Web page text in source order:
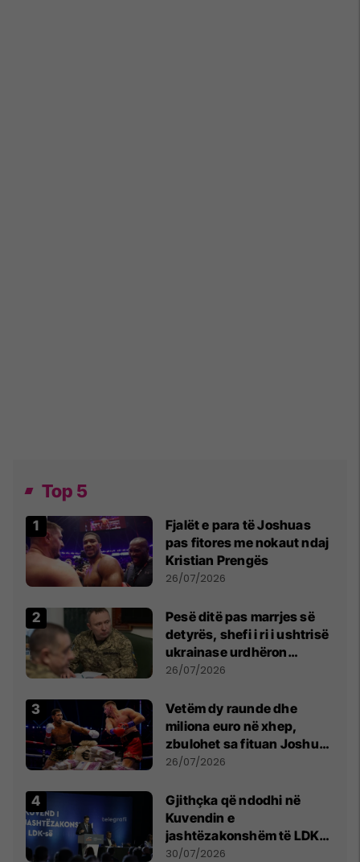
Top 5
Fjalët e para të Joshuas
pas fitores me nokaut ndaj
Kristian Prengës
26/07/2026
Pesë ditë pas marrjes së
detyrës, shefi i ri i ushtrisë
ukrainase urdhëron
kontroll të madh
26/07/2026
Vetëm dy raunde dhe
miliona euro në xhep,
zbulohet sa fituan Joshua
e Prenga
26/07/2026
Gjithçka që ndodhi në
Kuvendin e
jashtëzakonshëm të LDK-
së
30/07/2026